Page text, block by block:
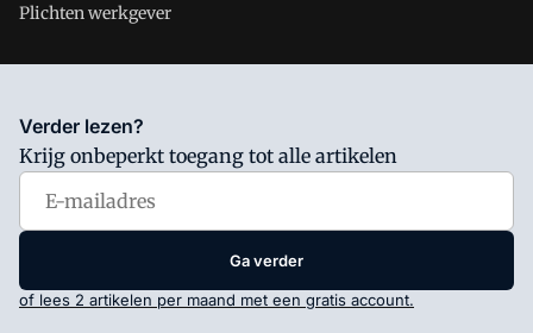
Plichten werkgever
Salarisnet is onderdeel van VMN media. Lees in
waar VMN media voor staat. Op gebruik van deze site zijn de
volgende regelingen van toepassing:Algemene Voorwaarden
Privacy en Cookie beleid
Verder lezen?
Krijg onbeperkt toegang tot alle artikelen
Ga verder
of lees 2 artikelen per maand met een gratis account.